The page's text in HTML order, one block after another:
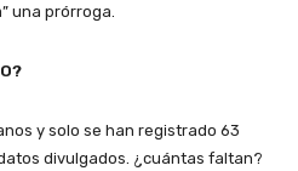
una prórroga.
y solo se han registrado 63
divulgados. ¿cuántas faltan?